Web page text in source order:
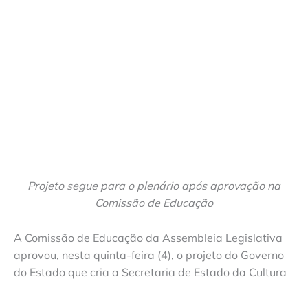
Projeto segue para o plenário após aprovação na
Comissão de Educação
A Comissão de Educação da Assembleia Legislativa
aprovou, nesta quinta-feira (4), o projeto do Governo
do Estado que cria a Secretaria de Estado da Cultura